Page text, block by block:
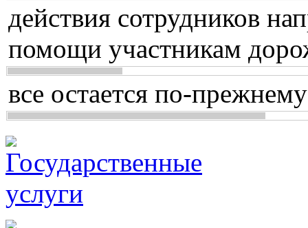
действия сотрудников
помощи участникам
все остается по-